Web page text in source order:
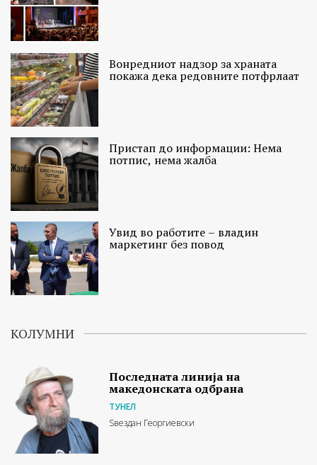
Вонредниот надзор за храната
покажа дека редовните потфрлаат
Пристап до информации: Нема
потпис, нема жалба
Увид во работите – владин
маркетинг без повод
КОЛУМНИ
Последната линија на
македонската одбрана
ТУНЕЛ
Ѕвездан Георгиевски